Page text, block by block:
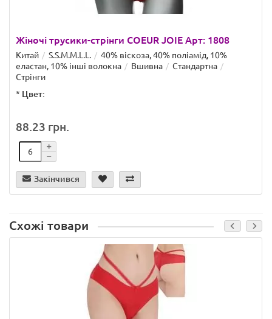
Жіночі трусики-стрінги COEUR JOIE Арт: 1808
Китай S.S.M.M.L.L.
40% віскоза, 40% поліамід, 10%
еластан, 10% інші волокна
Вшивна
Стандартна
Стрінги
* Цвет:
88.23 грн.
Закінчився
Схожі товари